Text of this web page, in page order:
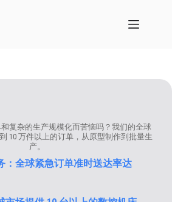
复杂的生产规模化而苦恼吗？我们的全球
10 万件以上的订单，从原型制作到批量生
产。
：全球紧急订单准时送达率达